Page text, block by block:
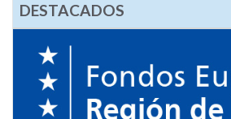
DESTACADOS